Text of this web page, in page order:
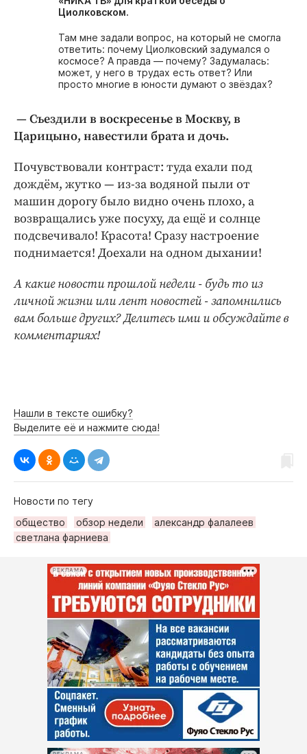
Циолковском.
Там мне задали вопрос, на который не смогла
ответить: почему Циолковский задумался о
космосе? А правда — почему? Задумалась:
может, у него в трудах есть ответ? Или
просто многие в юности думают о звёздах?
— Съездили в воскресенье в Москву, в
Царицыно, навестили брата и дочь.
Почувствовали контраст: туда ехали под
дождём, жутко — из-за водяной пыли от
машин дорогу было видно очень плохо, а
возвращались уже посуху, да ещё и солнце
подсвечивало! Красота! Сразу настроение
поднимается! Доехали на одном дыхании!
А какие новости прошлой недели - будь то из
личной жизни или лент новостей - запомнились
вам больше других? Делитесь ими и обсуждайте в
комментариях!
Нашли в тексте ошибку?
Выделите её и нажмите сюда!
Новости по тегу
общество
обзор недели
александр фалалеев
светлана фарниева
РЕКЛАМА